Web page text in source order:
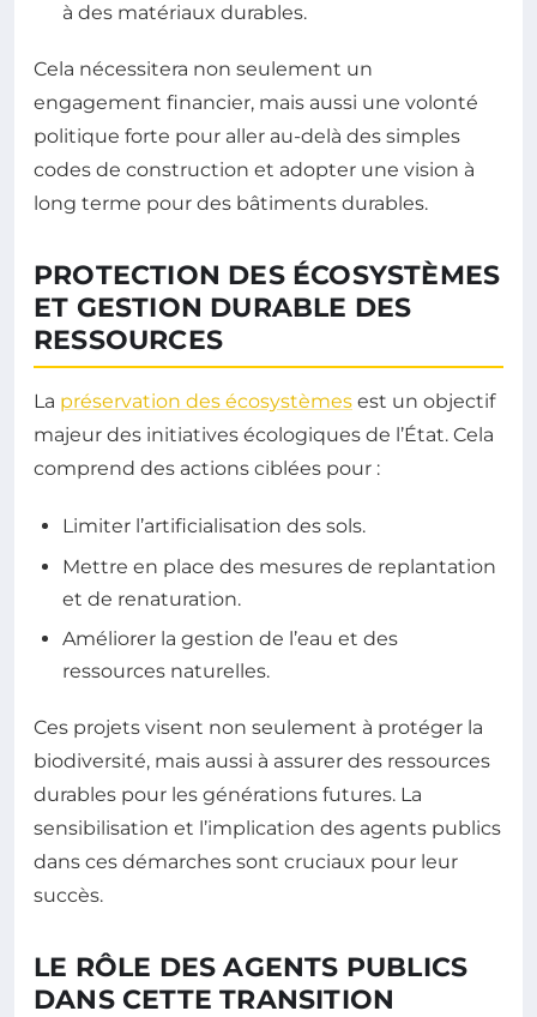
à des matériaux durables.
Cela nécessitera non seulement un
engagement financier, mais aussi une volonté
politique forte pour aller au-delà des simples
codes de construction et adopter une vision à
long terme pour des bâtiments durables.
PROTECTION DES ÉCOSYSTÈMES
ET GESTION DURABLE DES
RESSOURCES
La préservation des écosystèmes est un objectif
majeur des initiatives écologiques de l’État. Cela
comprend des actions ciblées pour :
Limiter l’artificialisation des sols.
Mettre en place des mesures de replantation
et de renaturation.
Améliorer la gestion de l’eau et des
ressources naturelles.
Ces projets visent non seulement à protéger la
biodiversité, mais aussi à assurer des ressources
durables pour les générations futures. La
sensibilisation et l’implication des agents publics
dans ces démarches sont cruciaux pour leur
succès.
LE RÔLE DES AGENTS PUBLICS
DANS CETTE TRANSITION